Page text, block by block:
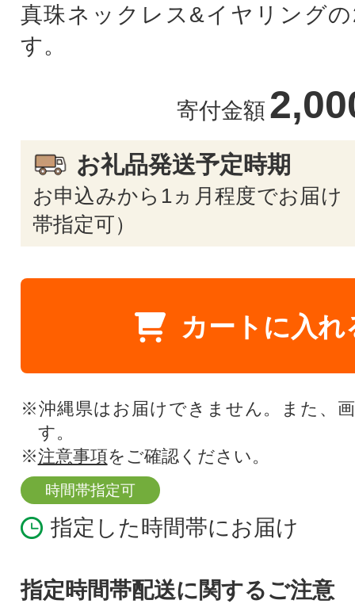
真珠ネックレス&イヤリング
す。
寄付金額
お礼品発送予定時期
お申込みから1ヵ月程度でお届け
帯指定可）
カートに入れ
※沖縄県はお届けできません。また、
す。
※注意事項をご確認ください。
時間帯指定可
指定した時間帯にお届け
指定時間帯配送に関するご注意